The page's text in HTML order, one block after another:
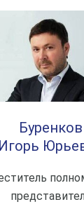
Буренков
Игорь